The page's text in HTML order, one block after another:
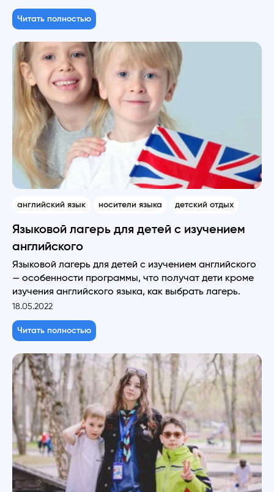
Читать полностью
английский язык носители языка детский отдых
Языковой лагерь для детей с изучением
английского
Языковой лагерь для детей с изучением английского
— особенности программы, что получат дети кроме
изучения английского языка, как выбрать лагерь.
18.05.2022
Читать полностью